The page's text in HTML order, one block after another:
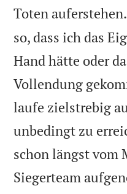
Toten auferstehen.
so, dass ich das
Hand hätte oder
Vollendung
laufe zielstrebig
unbedingt zu
schon längst vom
Siegerteam